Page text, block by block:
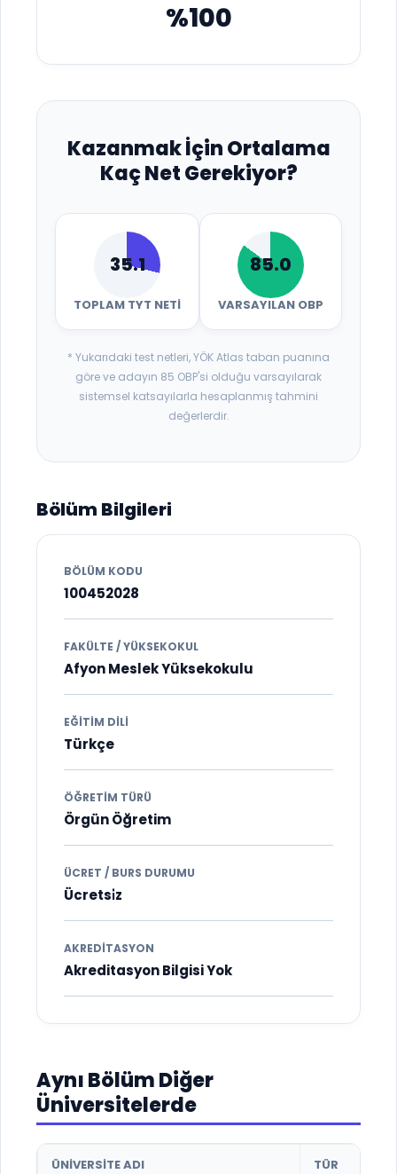
%100
Kazanmak İçin Ortalama
Kaç Net Gerekiyor?
35.1
TOPLAM TYT NETI
85.0
VARSAYILAN OBP
* Yukarıdaki test netleri, YÖK Atlas taban puanına
göre ve adayın 85 OBP'si olduğu varsayılarak
sistemsel katsayılarla hesaplanmış tahmini
değerlerdir.
Bölüm Bilgileri
BÖLÜM KODU
100452028
FAKÜLTE / YÜKSEKOKUL
Afyon Meslek Yüksekokulu
EĞITIM DILI
Türkçe
ÖĞRETIM TÜRÜ
Örgün Öğretim
ÜCRET / BURS DURUMU
Ücretsi̇z
AKREDITASYON
Akreditasyon Bilgisi Yok
Aynı Bölüm Diğer
Üniversitelerde
ÜNIVERSITE ADI TÜR